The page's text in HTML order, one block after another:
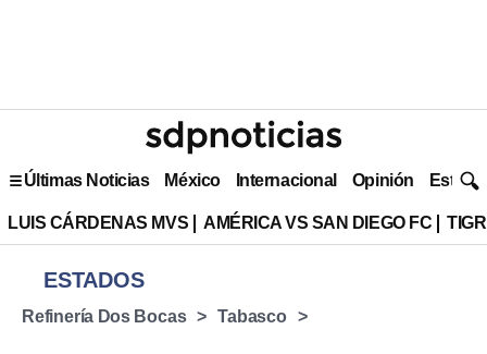
Últimas Noticias México Internacional Opinión Estilo
LUIS CÁRDENAS MVS AMÉRICA VS SAN DIEGO FC
ESTADOS
Refinería Dos Bocas Tabasco